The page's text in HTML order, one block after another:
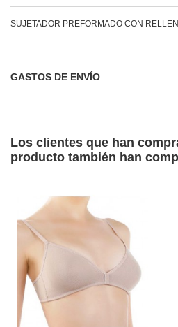
SUJETADOR PREFORMADO CON
GASTOS DE ENVÍO
Los clientes que han
producto también han